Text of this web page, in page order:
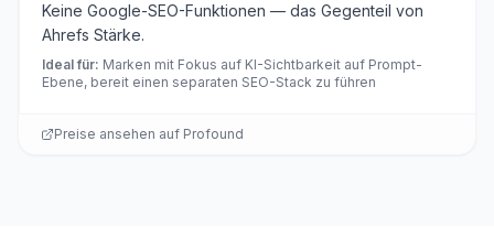
Keine Google-SEO-Funktionen — das Gegenteil von
Ahrefs Stärke.
Ideal für: Marken mit Fokus auf KI-Sichtbarkeit auf Prompt-
Ebene, bereit einen separaten SEO-Stack zu führen
Preise ansehen auf Profound